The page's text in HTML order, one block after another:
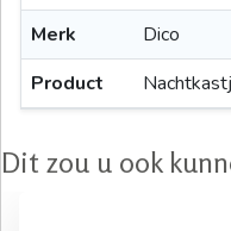
Merk
Dico
Product
Dit zou u ook